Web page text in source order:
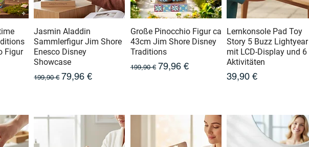
Figur
Jasmin Aladdin
Sammlerfigur Jim Shore
Enesco Disney
Showcase
Prix original
199,90 € Prix promotionnel
79,96 €
Große Pinocchio Figur ca
43cm Jim Shore Disney
Traditions
Prix original
199,90 € Prix promotionnel
79,96 €
Lernkonsole Pad Toy
Story 5 Buzz Lightyear
mit LCD-Display und 6
Aktivitäten
Prix
39,90 €